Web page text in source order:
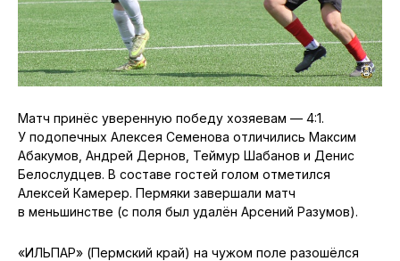
Матч принёс уверенную победу хозяевам — 4:1.
У подопечных Алексея Семенова отличились Максим
Абакумов, Андрей Дернов, Теймур Шабанов и Денис
Белослудцев. В составе гостей голом отметился
Алексей Камерер. Пермяки завершали матч
в меньшинстве (с поля был удалён Арсений Разумов).
«ИЛЬПАР» (Пермский край) на чужом поле разошёлся